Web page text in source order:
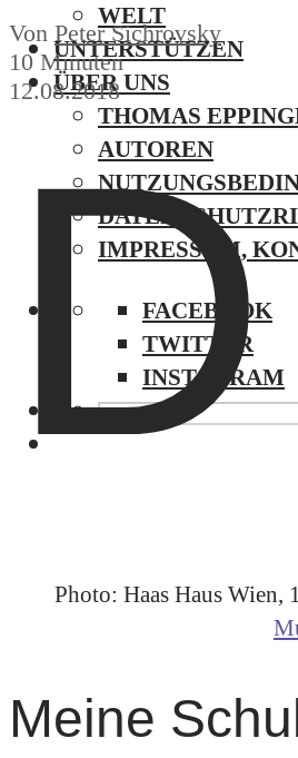
WELT
UNTERSTÜTZEN
ÜBER UNS
THOMAS
AUTOREN
IMPRESSUM,
FACEBOOK
TWITTER
INSTAGRAM
Von Peter Sichrovsky
10 Minuten
12.08.2018
D
Photo: Haas Haus Wien,
Meine